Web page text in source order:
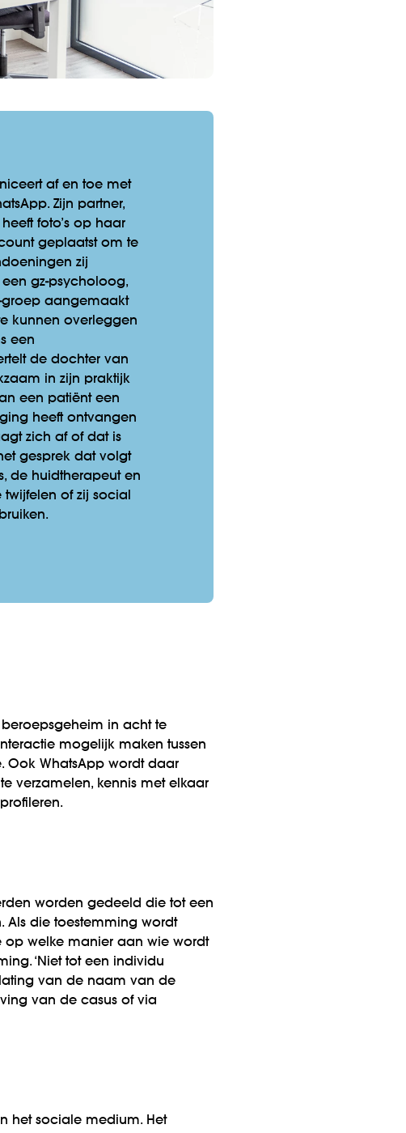
af en toe met
Zijn partner,
foto’s op haar
geplaatst om te
zij
een gz-psycholoog,
groep aangemaakt
kunnen overleggen
een
de dochter van
in zijn praktijk
een patiënt een
heeft ontvangen
zich af of dat is
gesprek dat volgt
de huidtherapeut en
of zij social
in acht te
mogelijk maken tussen
Ook WhatsApp wordt daar
verzamelen, kennis met elkaar
worden gedeeld die tot een
Als die toestemming wordt
welke manier aan wie wordt
‘Niet tot een individu
van de naam van de
van de casus of via
het sociale medium. Het